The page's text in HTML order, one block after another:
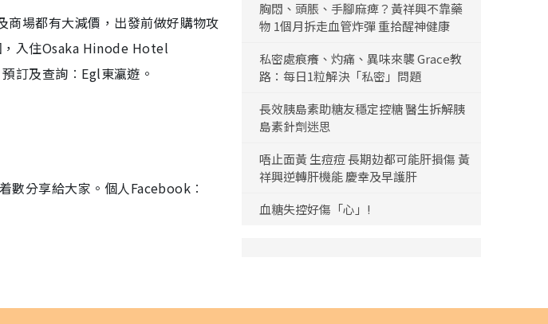
商場都有大減價，出發前做好購物攻
，入住Osaka Hinode Hotel
訂及查詢︰Egl東瀛遊。
數分享給大家。個人Facebook︰
胸悶、頭脹、手腳麻痺？黃祥興不靠藥
物 1個月拆走血管炸彈 重拾醒神健康
私密處痕癢、灼痛、異味來襲 Grace教
路：每日1粒解決「私密」問題
長效胰島素助糖友穩定控糖 醫生拆解胰
島素針劑迷思
唔止面黃 生痘痘 長期攰都可能肝損傷 黃
祥興逆轉肝機能 慶幸及早護肝
血糖失控好傷「心」!